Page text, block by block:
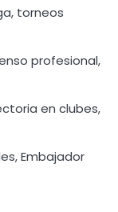
torneos
profesional,
en clubes,
Embajador